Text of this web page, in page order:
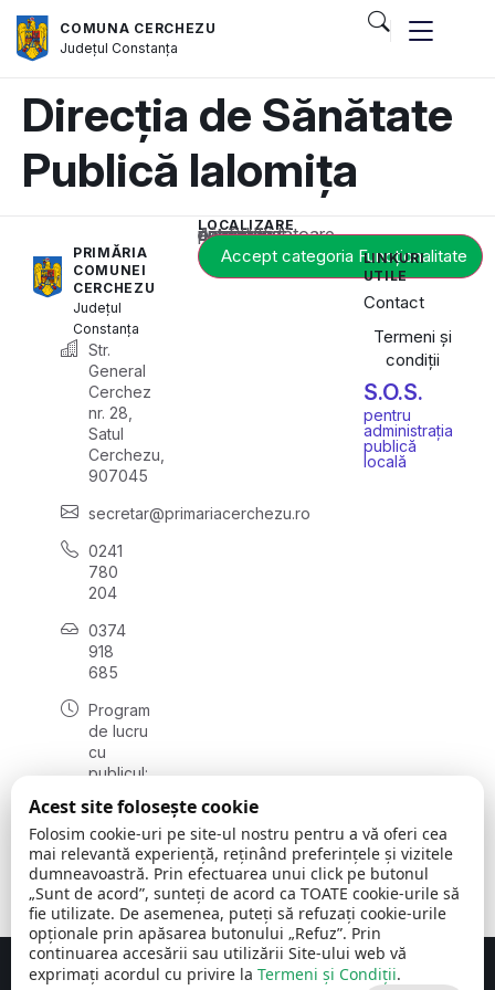
COMUNA CERCHEZU
JudețulConstanța
Direcția de Sănătate
Publică Ialomița
PRIMĂRIA
COMUNEI
CERCHEZU
Județul
Constanța
Str.
General
Cerchez
nr. 28,
Satul
Cerchezu,
907045
secretar@primariacerchezu.ro
0241
780
204
0374
918
685
Program
de lucru
cu
publicul:
08:00 -
16:30
, vineri:
08:00 -
14:00
LOCALIZARE
Acest conținut este blocat până când acceptați categoria corespunzătoare de cookie-uri.
Accept categoria Funcționalitate
LINKURI
UTILE
Contact
Termeni și
condiții
S.O.S.
pentru
administrația
publică
locală
Concept realizat de Big Media Relații Publice SRL
Acest site folosește cookie
Folosim cookie-uri pe site-ul nostru pentru a vă oferi cea
mai relevantă experiență, reținând preferințele și vizitele
dumneavoastră. Prin efectuarea unui click pe butonul
„Sunt de acord”, sunteți de acord ca TOATE cookie-urile să
fie utilizate. De asemenea, puteți să refuzați cookie-urile
opționale prin apăsarea butonului „Refuz”. Prin
continuarea accesării sau utilizării Site-ului web vă
exprimați acordul cu privire la Termeni și Condiții.